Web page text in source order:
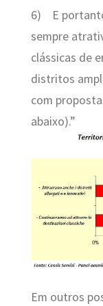
6)
E
sempre
clássicas de
distritos
com
abaixo).”
Em outros